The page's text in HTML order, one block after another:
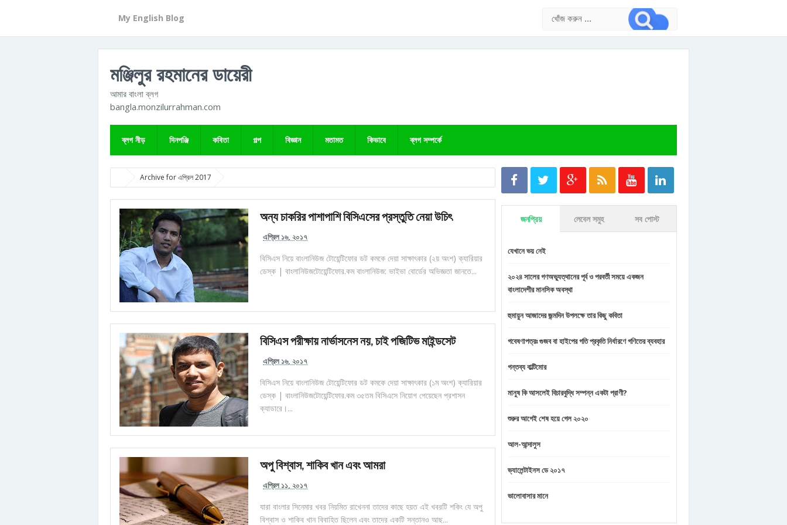
My English Blog
মঞ্জিলুর রহমানের ডায়েরী
আমার বাংলা ব্লগ
bangla.monzilurrahman.com
ব্লগ নীড় দিনপঞ্জি কবিতা গল্প বিজ্ঞান মতামত কিভাবে ব্লগ সম্পর্কে
Archive for এপ্রিল 2017
অন্য চাকরির পাশাপাশি বিসিএসের প্রস্তুতি নেয়া উচিৎ
এপ্রিল ১৬, ২০১৭
বিসিএস নিয়ে বাংলানিউজ টোয়েন্টিফোর ডট কমকে দেয়া সাক্ষাৎকার (২য় অংশ) ক্যারিয়ার
ডেস্ক | বাংলানিউজটোয়েন্টিফোর.কম বাংলানিউজ: ভাইভা বোর্ডের অভিজ্ঞতা জানতে...
বিসিএস পরীক্ষায় নার্ভাসনেস নয়, চাই পজিটিভ মাইন্ডসেট
এপ্রিল ১৬, ২০১৭
বিসিএস নিয়ে বাংলানিউজ টোয়েন্টিফোর ডট কমকে দেয়া সাক্ষাৎকার (১ম অংশ) ক্যারিয়ার
ডেস্ক | বাংলানিউজটোয়েন্টিফোর.কম ৩৫তম বিসিএসে নিয়োগ পেয়েছেন প্রশাসন
ক্যাডারে।...
অপু বিশ্বাস, শাকিব খান এবং আমরা
এপ্রিল ১১, ২০১৭
যারা বাংলার সিনেমার খবর নিয়মিত রাখেননা তাদের কাছে হয়ত এই খবরটি শকিং যে অপু
বিশ্বাস ও শাকিব খান বিবাহিত ছিলেন এবং তাদের একটি সন্তানও আছ...
জনপ্রিয় লেবেল সমুহ সব পোস্ট
যেখানে ভয় নেই
২০২৪ সালের গণঅভ্যুত্থানের পূর্ব ও পরবর্তী সময়ে একজন
বাংলাদেশীর মানসিক অবস্থা
হুমায়ুন আজাদের জন্মদিন উপলক্ষে তার কিছু কবিতা
গবেষণাপত্রঃ গুজব বা হাইপের গতি প্রকৃতি নির্ধারণে গণিতের ব্যবহার
গন্তব্য বাল্টিমোর
মানুষ কি আসলেই বিচারবুদ্ধি সম্পন্ন একটা প্রাণী?
শুরুর আগেই শেষ হয়ে গেল ২০২০
আল-আন্দালুস
ভ্যালেন্টাইনস ডে ২০১৭
ভালোবাসার মানে